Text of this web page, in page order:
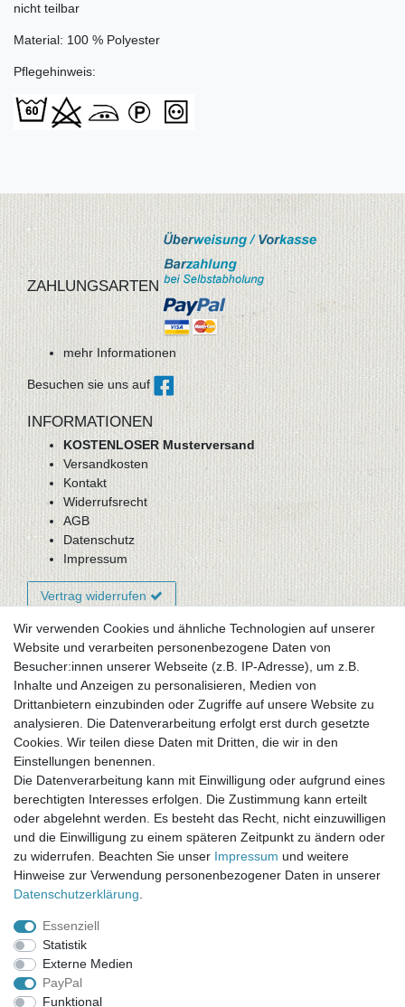
nicht teilbar
Material: 100 % Polyester
Pflegehinweis:
ZAHLUNGSARTEN
mehr Informationen
Besuchen sie uns auf
INFORMATIONEN
KOSTENLOSER Musterversand
Versandkosten
Kontakt
Widerrufsrecht
AGB
Datenschutz
Impressum
Vertrag widerrufen
Newsletter-Anmeldung
FAQ / Fragen
Mein Warenkorb
Mein Merkzettel
Mein Konto
UNSER LADENGESCHÄFT
Gottlieb-Daimler-Str. 10
33334 Gütersloh
ÖFFNUNGSZEITEN
Montag - Dienstag: 8.00 - 18.00 Uhr, Mittwoch Ruhetag,
Donnerstag: 8.00 - 18.00 Uhr, Freitag 8.00 - 14.00 Uhr
KUNDENSERVICE
Telefon: (05241) 403 22 38
E-Mail: info@stoffamstueck.de
Wir verwenden Cookies und ähnliche Technologien auf unserer
Website und verarbeiten personenbezogene Daten von
Besucher:innen unserer Webseite (z.B. IP-Adresse), um z.B.
Inhalte und Anzeigen zu personalisieren, Medien von
Drittanbietern einzubinden oder Zugriffe auf unsere Website zu
analysieren. Die Datenverarbeitung erfolgt erst durch gesetzte
Cookies. Wir teilen diese Daten mit Dritten, die wir in den
Einstellungen benennen.
Die Datenverarbeitung kann mit Einwilligung oder aufgrund eines
berechtigten Interesses erfolgen. Die Zustimmung kann erteilt
oder abgelehnt werden. Es besteht das Recht, nicht einzuwilligen
und die Einwilligung zu einem späteren Zeitpunkt zu ändern oder
zu widerrufen. Beachten Sie unser Impressum und weitere
Hinweise zur Verwendung personenbezogener Daten in unserer
Daten­schutz­erklärung
Essenziell
Statistik
Externe Medien
PayPal
Funktional